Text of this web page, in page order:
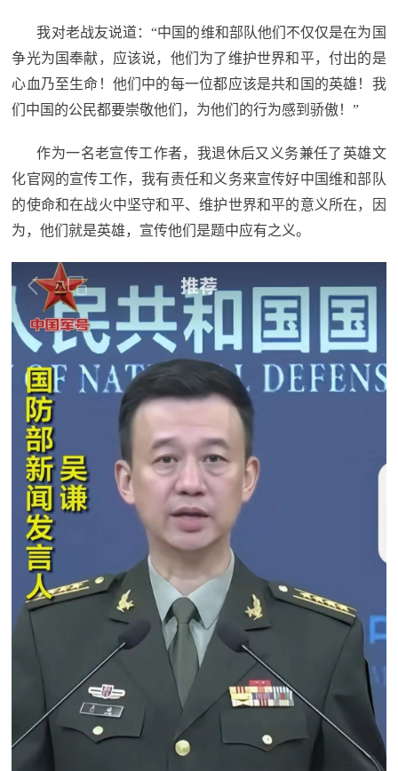
我对老战友说道：“中国的维和部队他们不仅仅是在为国
争光为国奉献，应该说，他们为了维护世界和平，付出的是
心血乃至生命！他们中的每一位都应该是共和国的英雄！我
们中国的公民都要崇敬他们，为他们的行为感到骄傲！”
作为一名老宣传工作者，我退休后又义务兼任了英雄文
化官网的宣传工作，我有责任和义务来宣传好中国维和部队
的使命和在战火中坚守和平、维护世界和平的意义所在，因
为，他们就是英雄，宣传他们是题中应有之义。